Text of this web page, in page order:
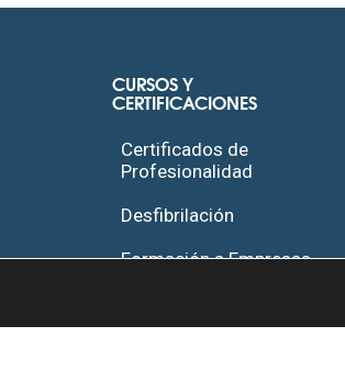
CURSOS Y
CERTIFICACIONES
Certificados de
Profesionalidad
Desfibrilación
Formación a Empresas
Especialización